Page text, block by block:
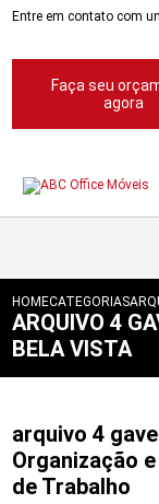
Entre em contato com
Faça seu
agora
HOMECATEGORIAS
ARQUIVO 4
BELA VISTA
arquivo 4
Organização
de Trabalho